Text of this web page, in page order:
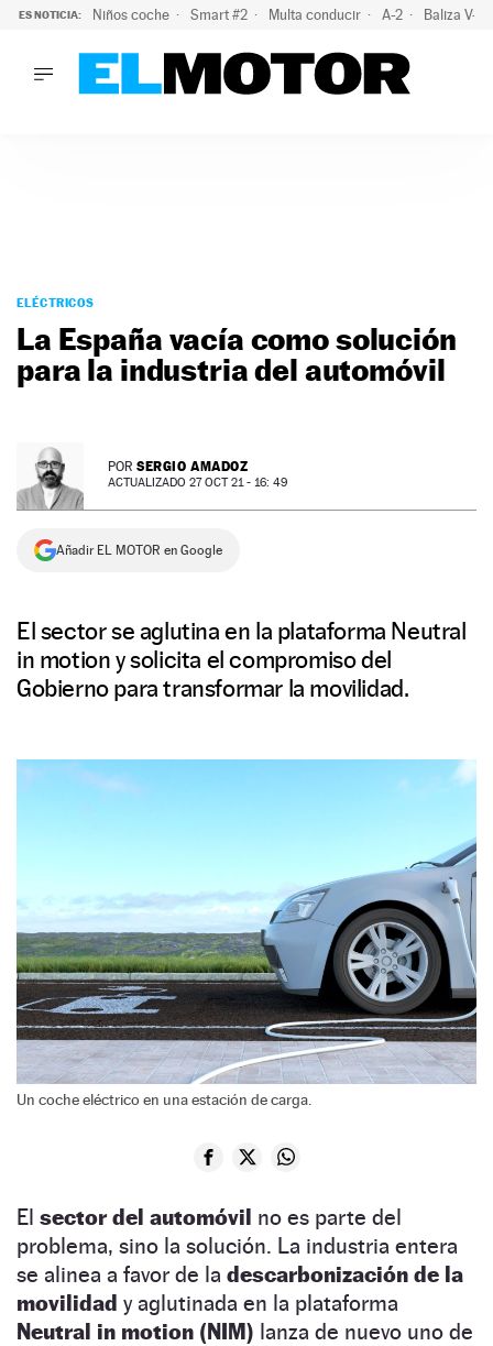
ES NOTICIA: Niños coche Smart #2 Multa conducir A-2 Baliza V-
PODCAST
MOTOS
TECNOLOGÍA
SUPERCOCHES
PREMIOS
SERVICIOS
ELÉCTRICOS
La España vacía como solución
para la industria del automóvil
POR SERGIO AMADOZ
ACTUALIZADO 27 OCT 21 - 16: 49
Añadir EL MOTOR en Google
El sector se aglutina en la plataforma Neutral
in motion y solicita el compromiso del
Gobierno para transformar la movilidad.
Un coche eléctrico en una estación de carga.
El sector del automóvil no es parte del
problema, sino la solución. La industria entera
se alinea a favor de la descarbonización de la
movilidad y aglutinada en la plataforma
Neutral in motion (NIM) lanza de nuevo uno de